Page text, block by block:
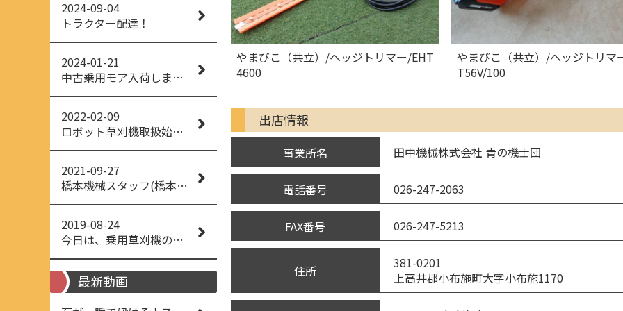
2024-09-04
トラクター配達！
2024-01-21
中古乗用モア入荷しました！
2022-02-09
ロボット草刈機取扱始めました！
2021-09-27
橋本機械スタッフ(橋本機械(株))
2019-08-24
今日は、乗用草刈機の納品でした！ 流行りの、4WD！ #イセキアグリ #オーレック #四駆 #増税間近
最新動画
やまびこ（共立）/ヘッジトリマー/EHT
4600
やまびこ（共立）/ヘッジトリマ
T56V/100
出店情報
事業所名 田中機械株式会社 青の機士団
電話番号 026-247-2063
FAX番号 026-247-5213
住所
381-0201
上高井郡小布施町大字小布施1170